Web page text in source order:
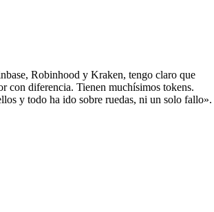
Robinhood y Kraken, tengo claro que
con diferencia. Tienen muchísimos tokens.
y todo ha ido sobre ruedas, ni un solo fallo».